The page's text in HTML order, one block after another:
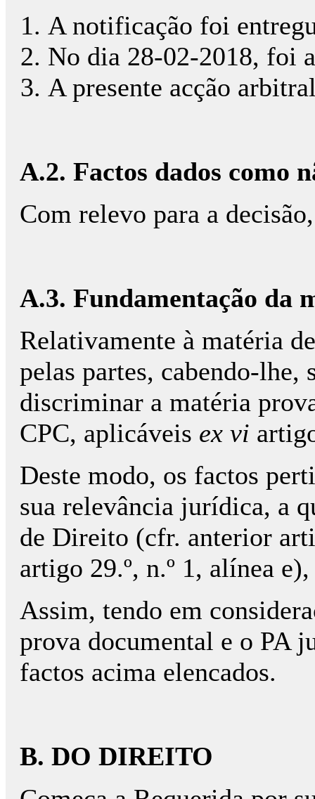
A notificação foi
No dia 28-02-2018, foi
A presente acção
A.2. Factos dados como
Com relevo para a
A.3. Fundamentação da
Relativamente à matéria
pelas partes, cabendo-lhe,
discriminar a matéria
CPC, aplicáveis ex vi
Deste modo, os factos
sua relevância jurídica, a
de Direito (cfr. anterior
artigo 29.º, n.º 1, alínea
Assim, tendo em
prova documental e o PA
factos acima elencados.
B. DO DIREITO